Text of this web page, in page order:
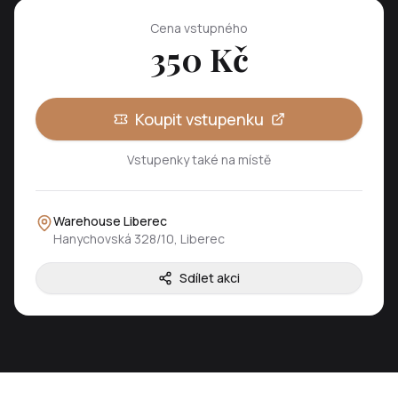
Cena vstupného
350 Kč
Koupit vstupenku
Vstupenky také na místě
Warehouse Liberec
Hanychovská 328/10, Liberec
Sdílet akci